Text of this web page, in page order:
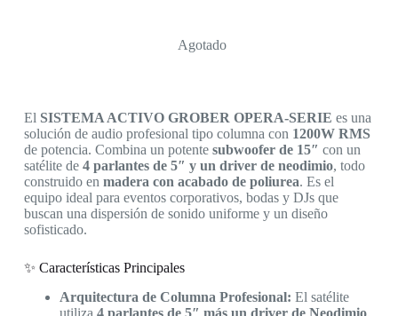
Agotado
El SISTEMA ACTIVO GROBER OPERA-SERIE es una
solución de audio profesional tipo columna con 1200W RMS
de potencia. Combina un potente subwoofer de 15″ con un
satélite de 4 parlantes de 5″ y un driver de neodimio, todo
construido en madera con acabado de poliurea. Es el
equipo ideal para eventos corporativos, bodas y DJs que
buscan una dispersión de sonido uniforme y un diseño
sofisticado.
✨ Características Principales
Arquitectura de Columna Profesional: El satélite
utiliza 4 parlantes de 5″ más un driver de Neodimio,